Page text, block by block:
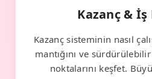
Kazanç &
Kazanç sisteminin nasıl
mantığını ve
noktalarını keşfet.